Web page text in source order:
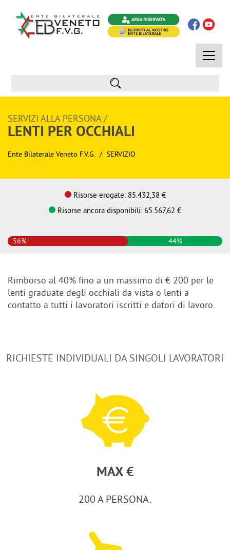
Toggle
SERVIZI ALLA PERSONA /
LENTI PER OCCHIALI
Ente Bilaterale Veneto F.V.G. SERVIZIO
Risorse erogate: 85.432,38 €
Risorse ancora disponibili: 65.567,62 €
56% 44%
Rimborso al 40% fino a un massimo di € 200 per le
lenti graduate degli occhiali da vista o lenti a
contatto a tutti i lavoratori iscritti e datori di lavoro.
RICHIESTE INDIVIDUALI DA SINGOLI LAVORATORI
MAX €
200 A PERSONA.